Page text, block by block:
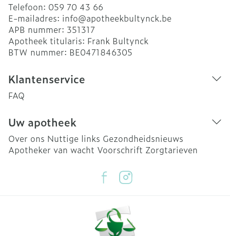
Telefoon: 059 70 43 66
E-mailadres: info@apotheekbultynck.be
APB nummer: 351317
Apotheek titularis: Frank Bultynck
BTW nummer: BE0471846305
Klantenservice
FAQ
Uw apotheek
Over ons Nuttige links Gezondheidsnieuws
Apotheker van wacht Voorschrift Zorgtarieven